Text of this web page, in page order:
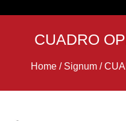
CUADRO
Home / Signum /